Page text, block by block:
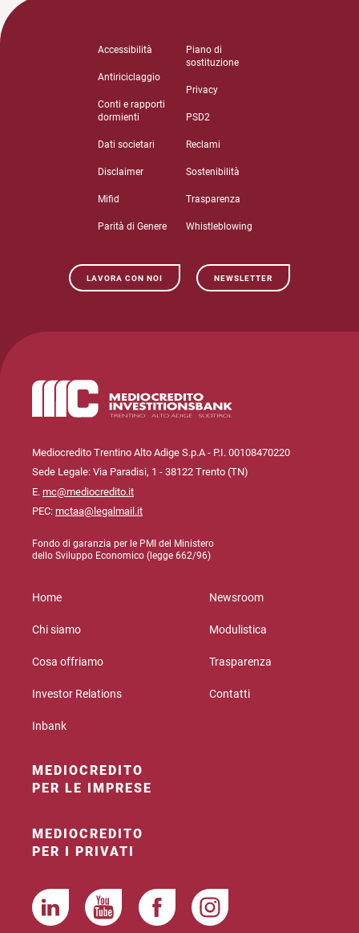
Accessibilità
Antiriciclaggio
Conti e rapporti
dormienti
Dati societari
Disclaimer
Mifid
Parità di Genere
Piano di
sostituzione
Privacy
PSD2
Reclami
Sostenibilità
Trasparenza
Whistleblowing
LAVORA CON NOI NEWSLETTER
Mediocredito Trentino Alto Adige S.p.A - P.I. 00108470220
Sede Legale: Via Paradisi, 1 - 38122 Trento (TN)
E. mc@mediocredito.it
PEC: mctaa@legalmail.it
Fondo di garanzia per le PMI del Ministero
dello Sviluppo Economico (legge 662/96)
Home
Chi siamo
Cosa offriamo
Investor Relations
Inbank
Newsroom
Modulistica
Trasparenza
Contatti
MEDIOCREDITO
PER LE IMPRESE
MEDIOCREDITO
PER I PRIVATI